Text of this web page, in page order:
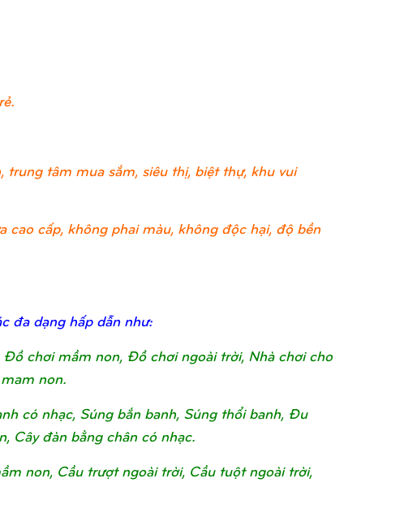
trung tâm mua sắm, siêu thị, biệt thự, khu vui
cao cấp, không phai màu, không độc hại, độ bền
đa dạng hấp dẫn như:
chơi mầm non, Đồ chơi ngoài trời, Nhà chơi cho
non.
có nhạc, Súng bắn banh, Súng thổi banh, Đu
Cây đàn bằng chân có nhạc.
non, Cầu trượt ngoài trời, Cầu tuột ngoài trời,